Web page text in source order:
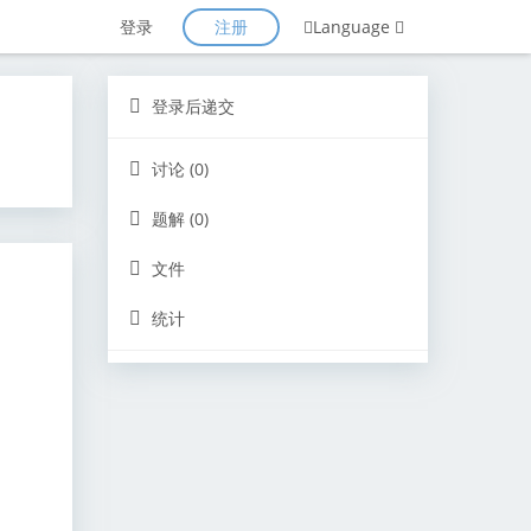
登录 注册 Language
登录后递交
讨论 (0)
题解 (0)
文件
统计